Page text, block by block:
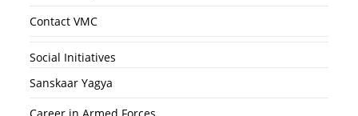
Contact VMC
Social Initiatives
Sanskaar Yagya